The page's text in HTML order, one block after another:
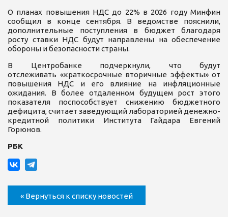
О планах повышения НДС до 22% в 2026 году Минфин
сообщил в конце сентября. В ведомстве пояснили,
дополнительные поступления в бюджет благодаря
росту ставки НДС будут направлены на обеспечение
обороны и безопасности страны.
В Центробанке подчеркнули, что будут
отслеживать «краткосрочные вторичные эффекты» от
повышения НДС и его влияние на инфляционные
ожидания. В более отдаленном будущем рост этого
показателя поспособствует снижению бюджетного
дефицита, считает заведующий лабораторией денежно-
кредитной политики Института Гайдара Евгений
Горюнов.
РБК
« Вернуться к списку новостей